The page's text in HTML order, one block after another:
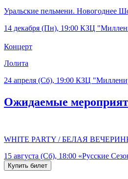
Уральские пельмени. Новогоднее
14 декабря (Пн), 19:00 КЗЦ
Концерт
Лолита
24 апреля (Сб), 19:00 КЗЦ
Ожидаемые
WHITE PARTY / БЕЛАЯ
15 августа (Сб), 18:00 «Русские